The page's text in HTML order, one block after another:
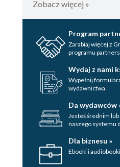
Zobacz więcej »
Program
Zarabiaj więcej z
programu
Wydaj z nami
Wypełnij
wydawnictwa.
Da wydawców
Jesteś średnim lub
naszego systemu
Dla biznesu »
Ebooki i